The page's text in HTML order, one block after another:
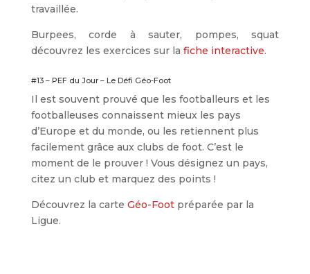
travaillée.
Burpees, corde à sauter, pompes, squat
découvrez les exercices sur la fiche interactive.
#13 – PEF du Jour – Le Défi Géo-Foot
Il est souvent prouvé que les footballeurs et les
footballeuses connaissent mieux les pays
d’Europe et du monde, ou les retiennent plus
facilement grâce aux clubs de foot. C’est le
moment de le prouver ! Vous désignez un pays,
citez un club et marquez des points !
Découvrez la carte Géo-Footpréparée par la
Ligue.